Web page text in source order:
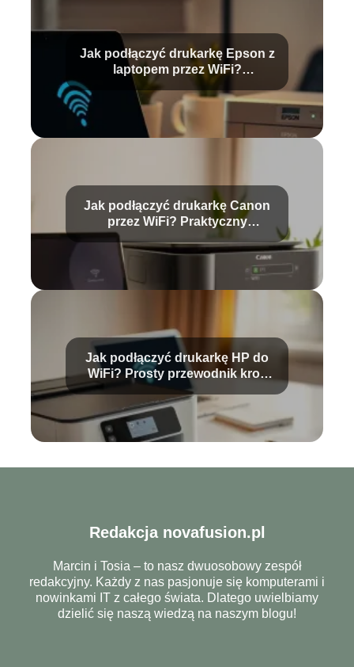
Jak podłączyć drukarkę Epson z
laptopem przez WiFi?
Przewodnik krok po kroku
Jak podłączyć drukarkę Canon
przez WiFi? Praktyczny
Jak podłączyć drukarkę HP do
WiFi? Prosty przewodnik krok
po kroku
Redakcja novafusion.pl
Marcin i Tosia – to nasz dwuosobowy zespół
redakcyjny. Każdy z nas pasjonuje się komputerami i
nowinkami IT z całego świata. Dlatego uwielbiamy
dzielić się naszą wiedzą na naszym blogu!